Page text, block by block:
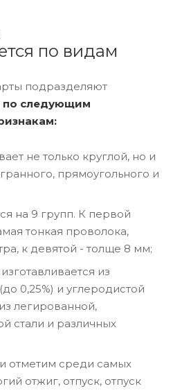
по видам
подразделяют
по следующим
не только круглой, но и
прямоугольного и
на 9 групп. К первой
тонкая проволока,
к девятой - толще 8 мм;
из
0,25%) и углеродистой
легированной,
стали и различных
отметим среди самых
отжиг, отпуск, отпуск